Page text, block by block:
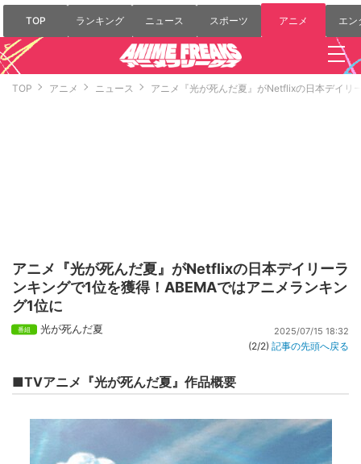
TOP ランキング ニュース スポーツ アニメ エン
TOP アニメ ニュース アニメ『光が死んだ夏』がNetflixの日本デイリ
アニメ『光が死んだ夏』がNetflixの日本デイリーラ
ンキングで1位を獲得！ABEMAではアニメランキン
グ1位に
光が死んだ夏 2025/07/15 18:32
(2/2) 記事の先頭へ戻る
■TVアニメ『光が死んだ夏』作品概要